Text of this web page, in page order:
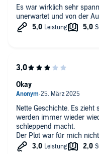
Es war wirklich sehr
unerwartet und von der
Nette Geschichte. Es
werden immer wieder
schleppend macht.
Der Plot war für mich
Okay